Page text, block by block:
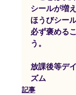
シールが増
ほうびシー
必ず褒める
う。
放課後等デ
ズム
記事